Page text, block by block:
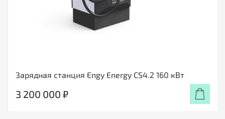
Зарядная станция Engy Energy CS4.2 160 кВт
3 200 000 ₽